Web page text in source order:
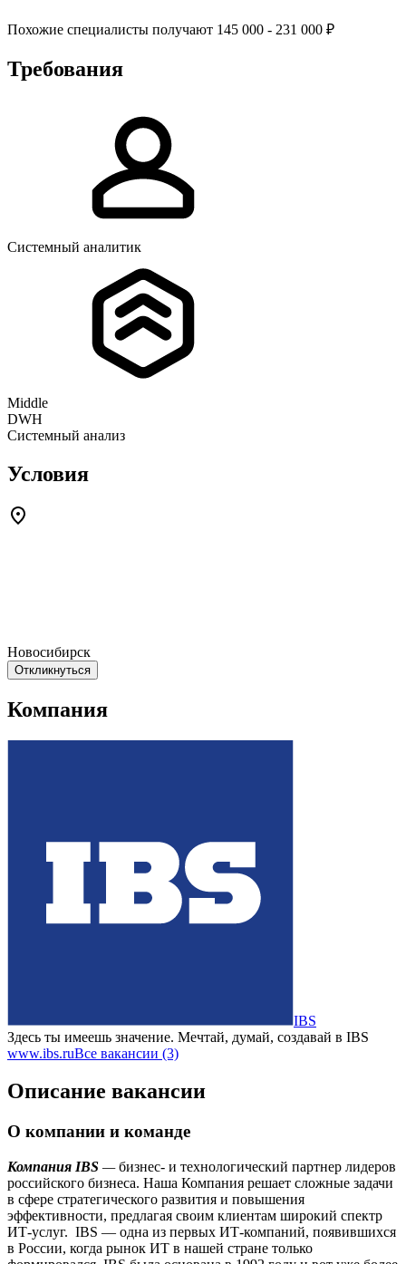
Похожие специалисты получают 145 000 - 231 000 ₽
Требования
Системный аналитик
Middle
DWH
Системный анализ
Условия
Новосибирск
Откликнуться
Компания
IBS
Здесь ты имеешь значение. Мечтай, думай, создавай в IBS
www.ibs.ruВсе вакансии (3)
Описание вакансии
О компании и команде
Компания IBS —бизнес- и технологический партнер лидеров
российского бизнеса. Наша Компания решает сложные задачи
в сфере стратегического развития и повышения
эффективности, предлагая своим клиентам широкий спектр
ИТ-услуг. IBS — одна из первых ИТ-компаний, появившихся
в России, когда рынок ИТ в нашей стране только